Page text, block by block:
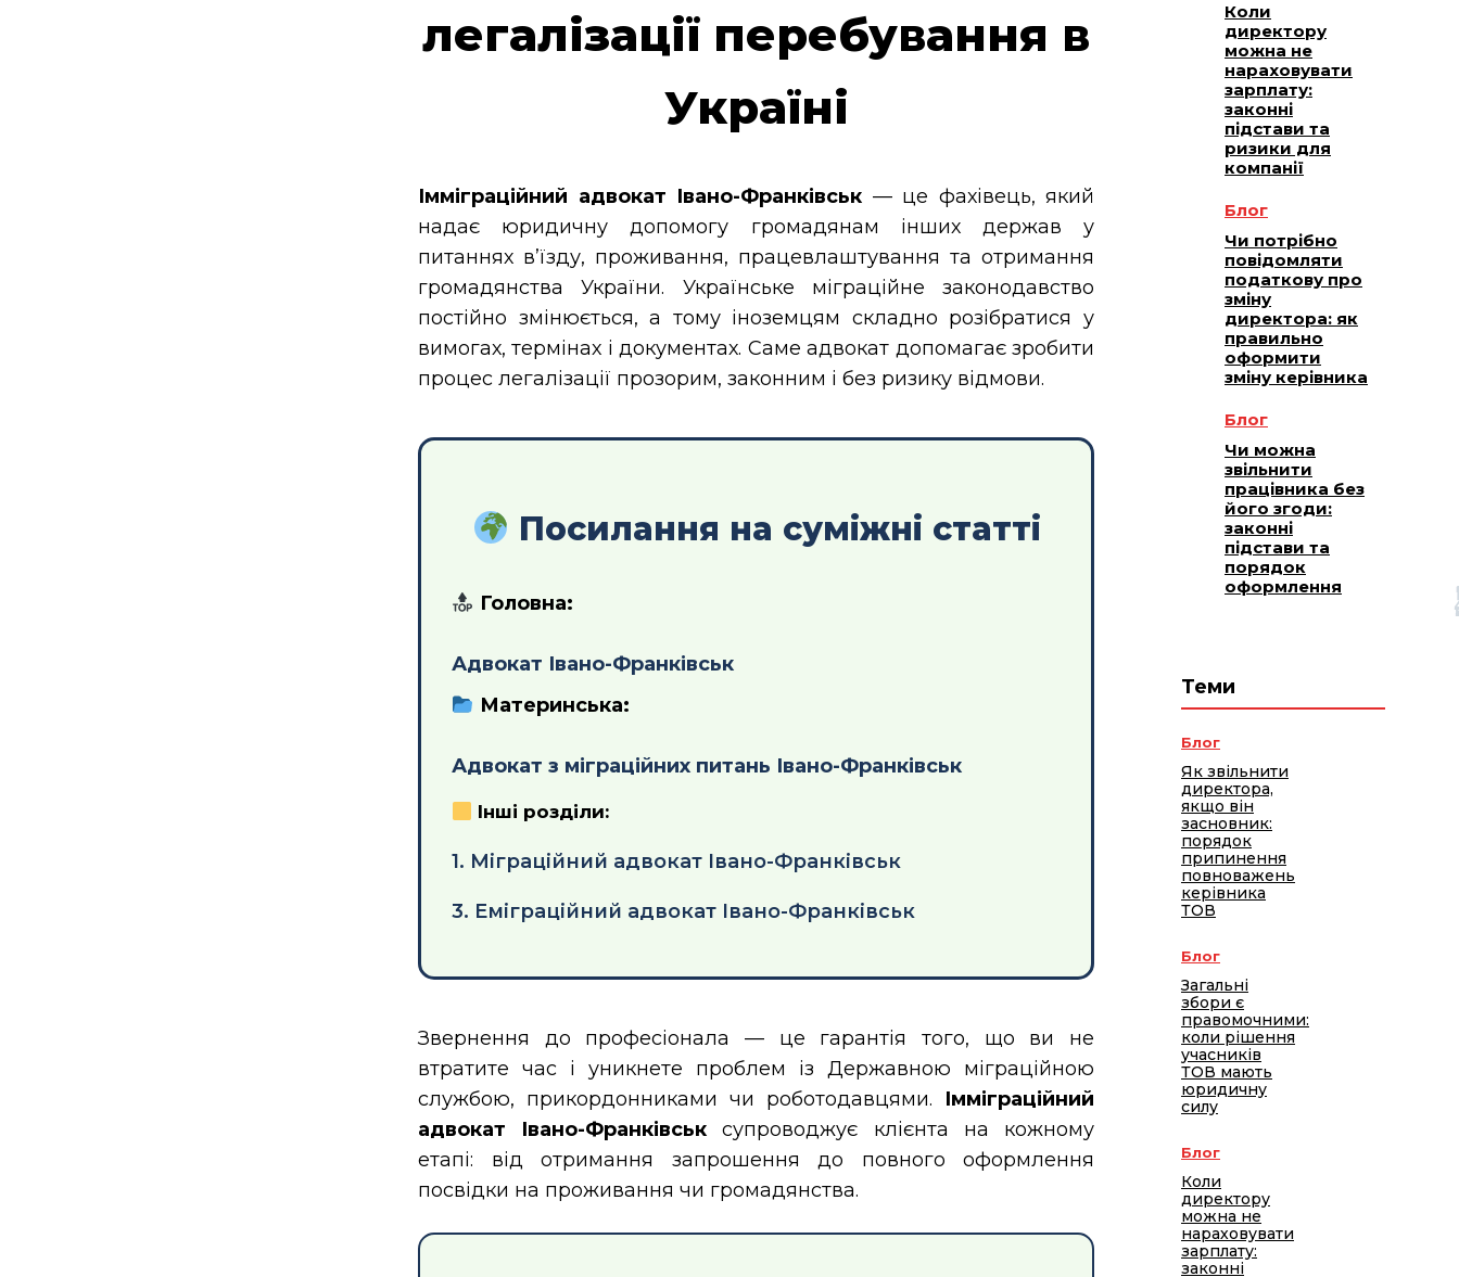
легалізації перебування в
Україні
Імміграційний адвокат Івано-Франківськ — це фахівець, який
надає юридичну допомогу громадянам інших держав у
питаннях в’їзду, проживання, працевлаштування та отримання
громадянства України. Українське міграційне законодавство
постійно змінюється, а тому іноземцям складно розібратися у
вимогах, термінах і документах. Саме адвокат допомагає зробити
процес легалізації прозорим, законним і без ризику відмови.
Посилання на суміжні статті
Головна:
Адвокат Івано-Франківськ
Материнська:
Адвокат з міграційних питань Івано-Франківськ
Інші розділи:
1. Міграційний адвокат Івано-Франківськ
3. Еміграційний адвокат Івано-Франківськ
Звернення до професіонала — це гарантія того, що ви не
втратите час і уникнете проблем із Державною міграційною
службою, прикордонниками чи роботодавцями. Імміграційний
адвокат Івано-Франківськ супроводжує клієнта на кожному
етапі: від отримання запрошення до повного оформлення
посвідки на проживання чи громадянства.
Коли
директору
можна не
нараховувати
зарплату:
законні
підстави та
ризики для
компанії
Блог
Чи потрібно
повідомляти
податкову про
зміну
директора: як
правильно
оформити
зміну керівника
Блог
Чи можна
звільнити
працівника без
його згоди:
законні
підстави та
порядок
оформлення
Теми
Блог
Як звільнити
директора,
якщо він
засновник:
порядок
припинення
повноважень
керівника
ТОВ
Блог
Загальні
збори є
правомочними:
коли рішення
учасників
ТОВ мають
юридичну
силу
Блог
Коли
директору
можна не
нараховувати
зарплату:
законні